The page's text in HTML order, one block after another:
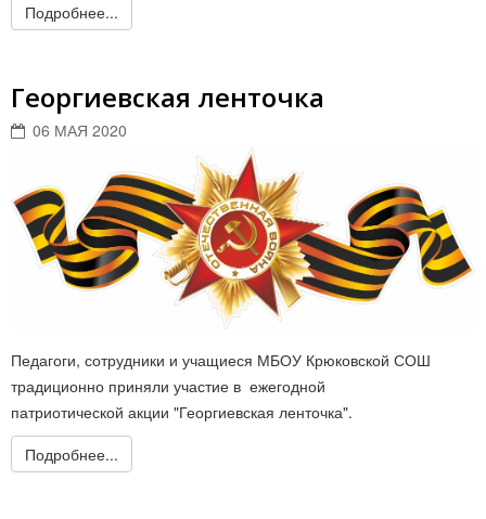
Подробнее...
Георгиевская ленточка
06 МАЯ 2020
Педагоги, сотрудники и учащиеся МБОУ Крюковской СОШ
традиционно приняли участие в ежегодной
патриотической акции "Георгиевская ленточка".
Подробнее...